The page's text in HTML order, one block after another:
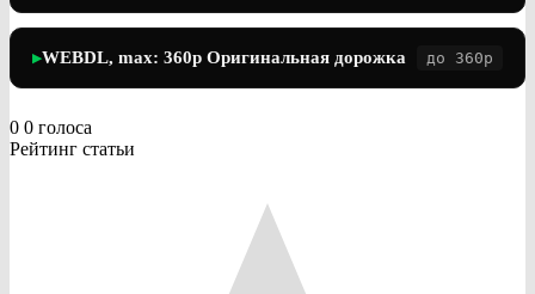
▶WEBDL, max: 360p Оригинальная дорожка до 360p
0 0 голоса
Рейтинг статьи